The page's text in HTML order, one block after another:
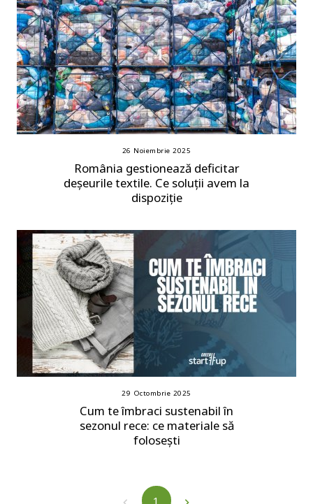
26 Noiembrie 2025
România gestionează deficitar
deșeurile textile. Ce soluții avem la
dispoziție
29 Octombrie 2025
Cum te îmbraci sustenabil în
sezonul rece: ce materiale să
folosești
1